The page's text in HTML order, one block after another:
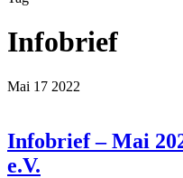
Infobrief
Mai 17 2022
Infobrief – Mai
e.V.